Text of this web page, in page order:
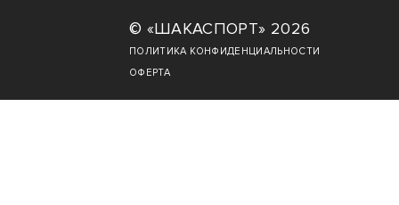
© «ШАКАСПОРТ» 2026
ПОЛИТИКА КОНФИДЕНЦИАЛЬНОСТИ
ОФЕРТА